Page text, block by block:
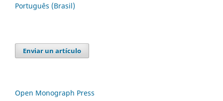
Português (Brasil)
Enviar un artículo
Open Monograph Press